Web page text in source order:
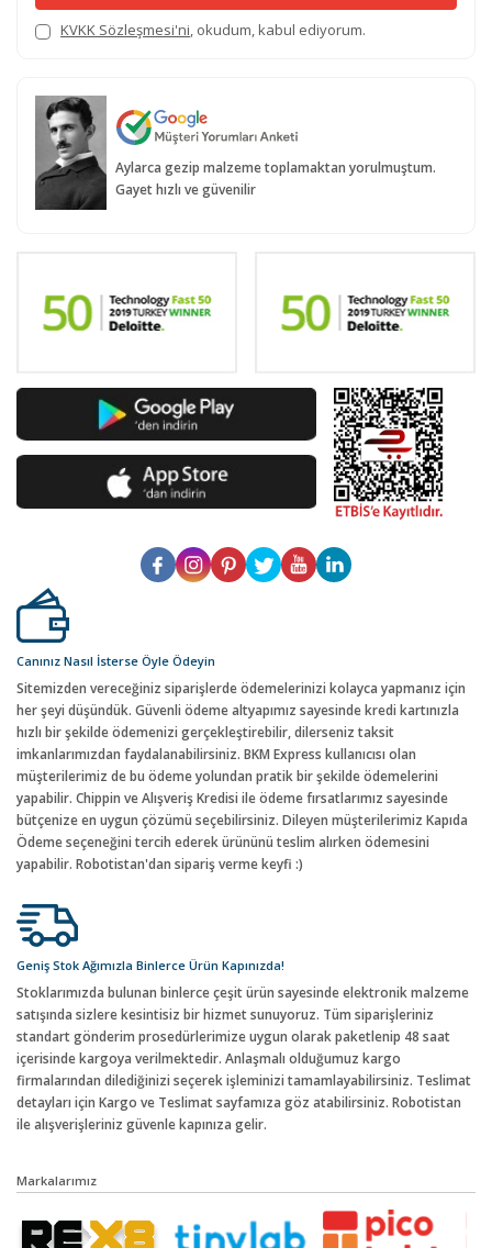
KVKK Sözleşmesi'ni, okudum, kabul ediyorum.
Aylarca gezip malzeme toplamaktan yorulmuştum.
Gayet hızlı ve güvenilir
Canınız Nasıl İsterse Öyle Ödeyin
Sitemizden vereceğiniz siparişlerde ödemelerinizi kolayca yapmanız için
her şeyi düşündük. Güvenli ödeme altyapımız sayesinde kredi kartınızla
hızlı bir şekilde ödemenizi gerçekleştirebilir, dilerseniz taksit
imkanlarımızdan faydalanabilirsiniz. BKM Express kullanıcısı olan
müşterilerimiz de bu ödeme yolundan pratik bir şekilde ödemelerini
yapabilir. Chippin ve Alışveriş Kredisi ile ödeme fırsatlarımız sayesinde
bütçenize en uygun çözümü seçebilirsiniz. Dileyen müşterilerimiz Kapıda
Ödeme seçeneğini tercih ederek ürününü teslim alırken ödemesini
yapabilir. Robotistan'dan sipariş verme keyfi :)
Geniş Stok Ağımızla Binlerce Ürün Kapınızda!
Stoklarımızda bulunan binlerce çeşit ürün sayesinde elektronik malzeme
satışında sizlere kesintisiz bir hizmet sunuyoruz. Tüm siparişleriniz
standart gönderim prosedürlerimize uygun olarak paketlenip 48 saat
içerisinde kargoya verilmektedir. Anlaşmalı olduğumuz kargo
firmalarından dilediğinizi seçerek işleminizi tamamlayabilirsiniz. Teslimat
detayları için Kargo ve Teslimat sayfamıza göz atabilirsiniz. Robotistan
ile alışverişleriniz güvenle kapınıza gelir.
Markalarımız